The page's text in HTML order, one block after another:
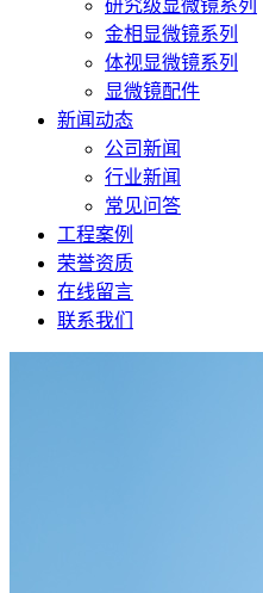
研究级显微镜系列
金相显微镜系列
体视显微镜系列
显微镜配件
新闻动态
公司新闻
行业新闻
常见问答
工程案例
荣誉资质
在线留言
联系我们